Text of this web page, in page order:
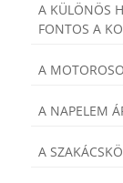
A KÜLÖNÖS
FONTOS A
A
A NAPELEM
A